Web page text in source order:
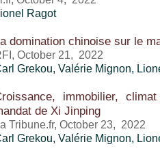
Ragot
domination chinoise sur le
October 21, 2022
Grekou, Valérie Mignon,
immobilier,
de Xi Jinping
Tribune.fr, October 23, 2022
Grekou, Valérie Mignon,